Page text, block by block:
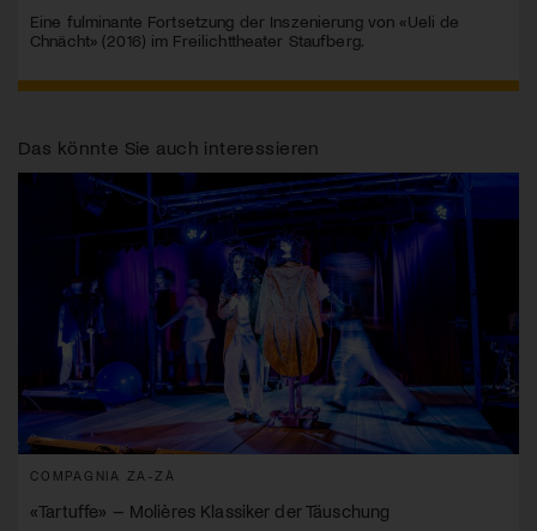
Eine fulminante Fortsetzung der Inszenierung von «Ueli de
Chnächt» (2016) im Freilichttheater Staufberg.
Das könnte Sie auch interessieren
COMPAGNIA ZA-ZÀ
«Tartuffe» – Molières Klassiker der Täuschung